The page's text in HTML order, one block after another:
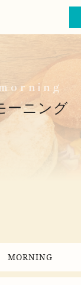
ーニング
o r n i n g
MORNING